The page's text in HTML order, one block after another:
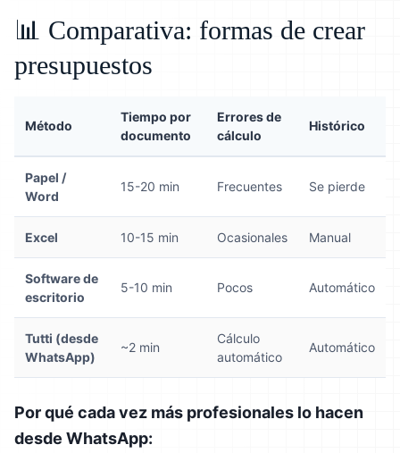
📊 Comparativa: formas de crear
presupuestos
Método
Tiempo por
documento
Errores de
cálculo
Histórico
Papel /
Word
15-20 min Frecuentes Se pierde
Excel 10-15 min Ocasionales Manual
Software de
escritorio
5-10 min Pocos Automático
Tutti (desde
WhatsApp)
~2 min
Cálculo
automático
Automático
Por qué cada vez más profesionales lo hacen
desde WhatsApp: